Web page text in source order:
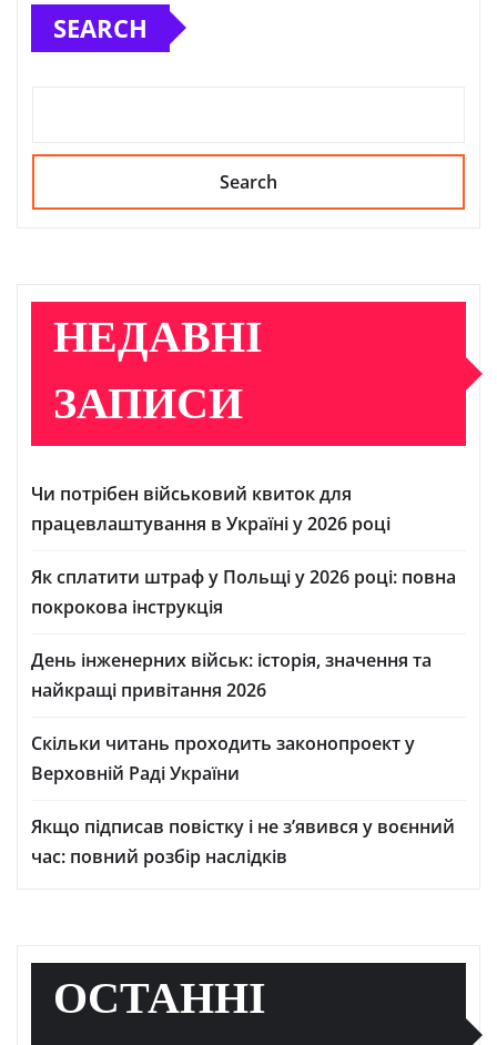
SEARCH
Search
НЕДАВНІ
ЗАПИСИ
Чи потрібен військовий квиток для
працевлаштування в Україні у 2026 році
Як сплатити штраф у Польщі у 2026 році: повна
покрокова інструкція
День інженерних військ: історія, значення та
найкращі привітання 2026
Скільки читань проходить законопроект у
Верховній Раді України
Якщо підписав повістку і не з’явився у воєнний
час: повний розбір наслідків
ОСТАННІ